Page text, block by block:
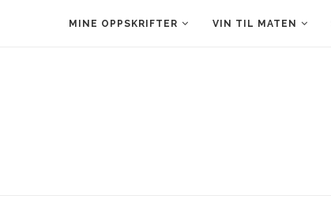
MINE OPPSKRIFTER VIN TIL MATEN